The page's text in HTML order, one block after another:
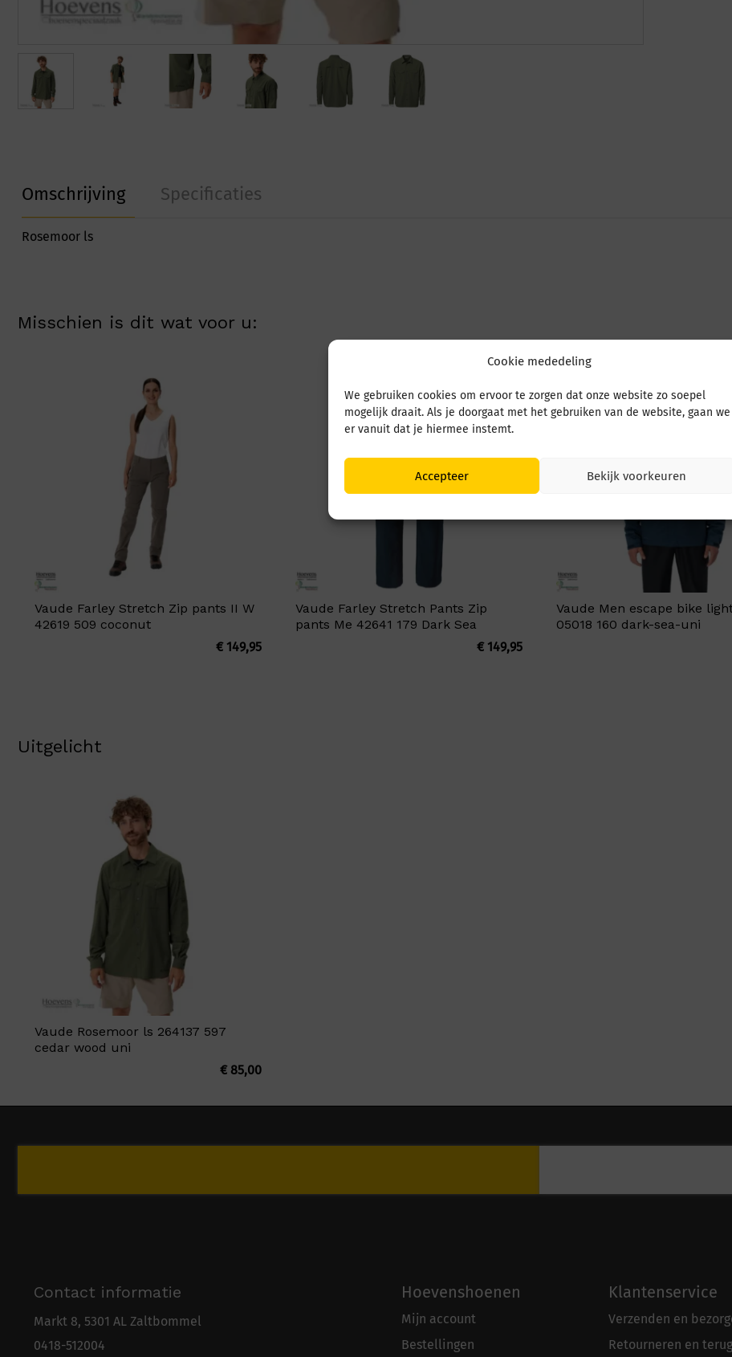
Cookie mededeling
We gebruiken cookies om ervoor te zorgen dat onze website zo soepel
mogelijk draait. Als je doorgaat met het gebruiken van de website, gaan we
er vanuit dat je hiermee instemt.
Accepteer Bekijk voorkeuren
Omschrijving Specificaties
Rosemoor ls
Misschien is dit wat voor u:
Vaude Farley Stretch Zip pants II W
42619 509 coconut
€149,95
Vaude Farley Stretch Pants Zip
pants Me 42641 179 Dark Sea
€149,95
Vaude Men escape bike
05018 160 dark-sea-uni
Uitgelicht
Vaude Rosemoor ls 264137 597
cedar wood uni
€85,00
Contact informatie
Markt 8, 5301 AL Zaltbommel
0418-512004
Hoevenshoenen
Mijn account
Bestellingen
Klantenservice
Verzenden en
Retourneren en